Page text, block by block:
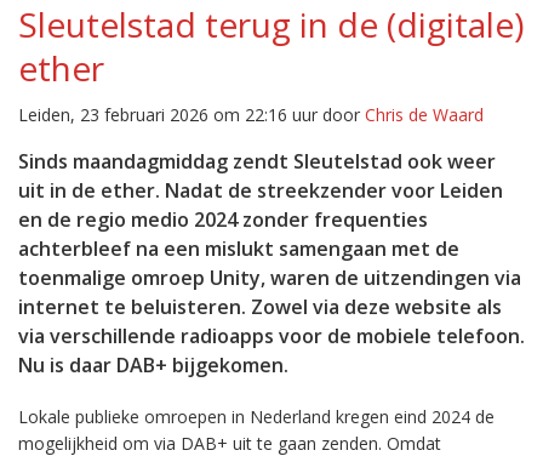
Sleutelstad terug in de (digitale)
ether
Leiden, 23 februari 2026 om 22:16 uur door Chris de Waard
Sinds maandagmiddag zendt Sleutelstad ook weer
uit in de ether. Nadat de streekzender voor Leiden
en de regio medio 2024 zonder frequenties
achterbleef na een mislukt samengaan met de
toenmalige omroep Unity, waren de uitzendingen via
internet te beluisteren. Zowel via deze website als
via verschillende radioapps voor de mobiele telefoon.
Nu is daar DAB+ bijgekomen.
Lokale publieke omroepen in Nederland kregen eind 2024 de
mogelijkheid om via DAB+ uit te gaan zenden. Omdat